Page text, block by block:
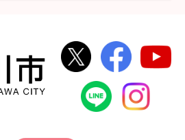
桜川市
桜川市公式
桜川
桜川市公